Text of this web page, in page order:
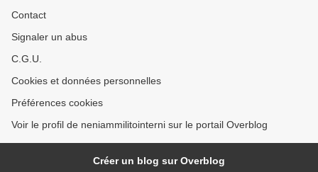
Contact
Signaler un abus
C.G.U.
Cookies et données personnelles
Préférences cookies
Voir le profil de neniammilitointerni sur le portail Overblog
Créer un blog sur Overblog